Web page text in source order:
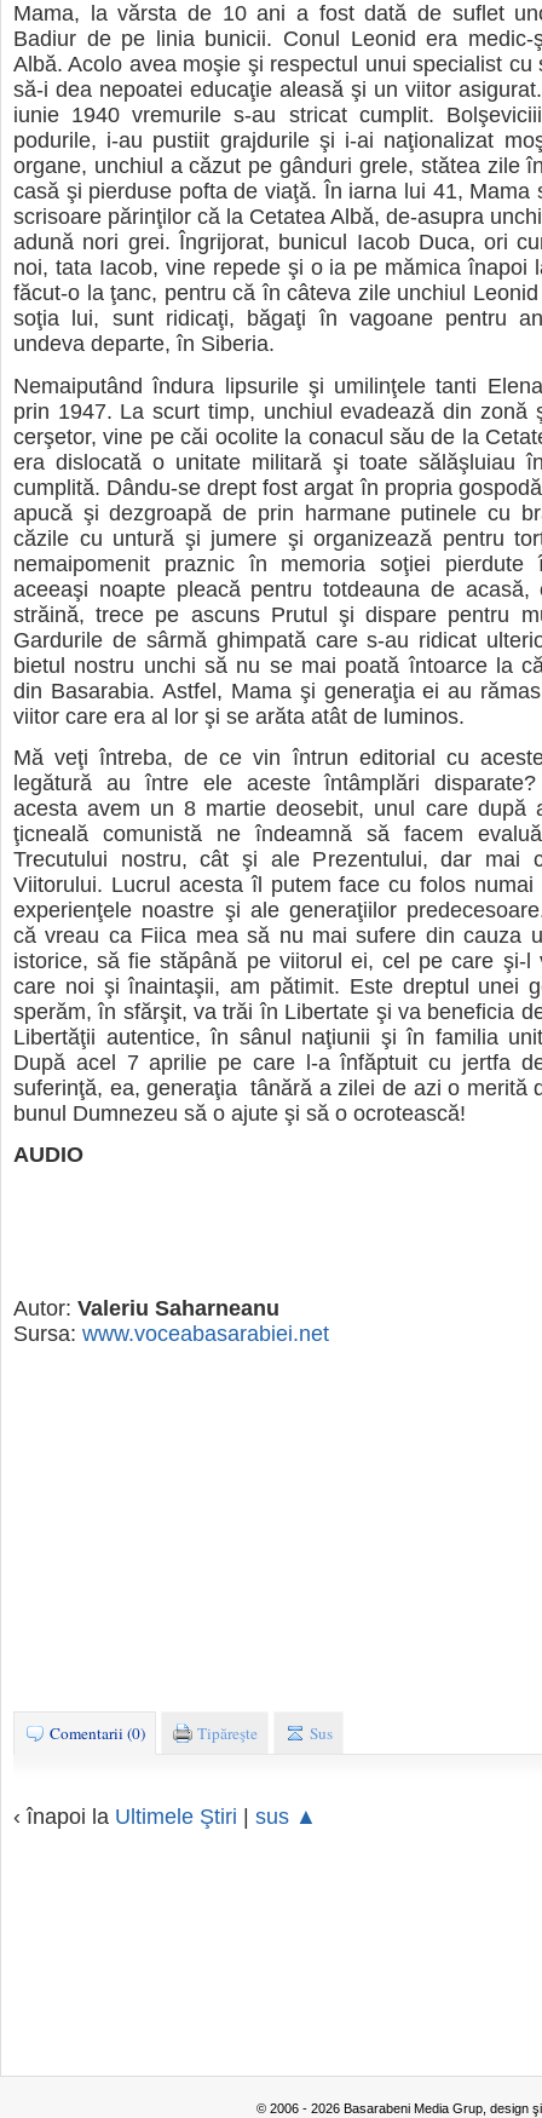
Mama, la vărsta de 10 ani a fost dată de suflet
Badiur de pe linia bunicii. Conul Leonid era medic-
Albă. Acolo avea moşie şi respectul unui specialist cu
să-i dea nepoatei educaţie aleasă şi un viitor
iunie 1940 vremurile s-au stricat cumplit.
podurile, i-au pustiit grajdurile şi i-ai naţionalizat
organe, unchiul a căzut pe gânduri grele, stătea zile
casă şi pierduse pofta de viaţă. În iarna lui 41, Mama
scrisoare părinţilor că la Cetatea Albă, de-asupra
adună nori grei. Îngrijorat, bunicul Iacob Duca, ori
noi, tata Iacob, vine repede şi o ia pe mămica înapoi
făcut-o la ţanc, pentru că în câteva zile unchiul
soţia lui, sunt ridicaţi, băgaţi în vagoane pentru
undeva departe, în Siberia.
Nemaiputând îndura lipsurile şi umilinţele tanti
prin 1947. La scurt timp, unchiul evadează din zonă
cerşetor, vine pe căi ocolite la conacul său de la
era dislocată o unitate militară şi toate sălăşluiau
cumplită. Dându-se drept fost argat în propria
apucă şi dezgroapă de prin harmane putinele cu
căzile cu untură şi jumere şi organizează pentru
nemaipomenit praznic în memoria soţiei
aceeaşi noapte pleacă pentru totdeauna de acasă,
străină, trece pe ascuns Prutul şi dispare pentru
Gardurile de sârmă ghimpată care s-au ridicat
bietul nostru unchi să nu se mai poată întoarce la
din Basarabia. Astfel, Mama şi generaţia ei au
viitor care era al lor şi se arăta atât de luminos.
Mă veţi întreba, de ce vin întrun editorial cu
legătură au între ele aceste întâmplări
acesta avem un 8 martie deosebit, unul care după
ţicneală comunistă ne îndeamnă să facem
Trecutului nostru, cât şi ale Prezentului, dar mai
Viitorului. Lucrul acesta îl putem face cu folos numai
experienţele noastre şi ale generaţiilor
că vreau ca Fiica mea să nu mai sufere din cauza
istorice, să fie stăpână pe viitorul ei, cel pe care şi-l
care noi şi înaintaşii, am pătimit. Este dreptul unei
sperăm, în sfărşit, va trăi în Libertate şi va beneficia
Libertăţii autentice, în sânul naţiunii şi în familia
După acel 7 aprilie pe care l-a înfăptuit cu jertfa
suferinţă, ea, generaţia tânără a zilei de azi o merită
bunul Dumnezeu să o ajute şi să o ocrotească!
AUDIO
Autor: Valeriu Saharneanu
Sursa: www.voceabasarabiei.net
Comentarii (0) Tipăreşte Sus
‹ înapoi la Ultimele Ştiri sus ▲
© 2006 - 2026 Basarabeni Media Grup, design